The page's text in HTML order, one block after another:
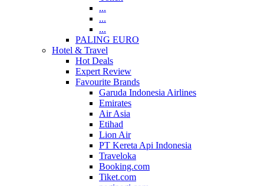
...
...
...
PALING EURO
Hotel & Travel
Hot Deals
Expert Review
Favourite Brands
Garuda Indonesia Airlines
Emirates
Air Asia
Etihad
Lion Air
PT Kereta Api Indonesia
Traveloka
Booking.com
Tiket.com